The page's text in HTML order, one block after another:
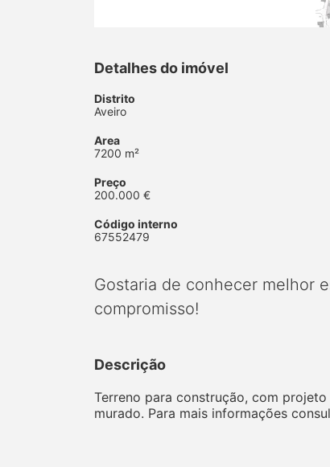
Detalhes do imóvel
Distrito
Aveiro
Area
7200 m²
Preço
200.000 €
Código interno
67552479
Gostaria de conhecer melhor
compromisso!
Descrição
Terreno para construção, com
murado. Para mais informações